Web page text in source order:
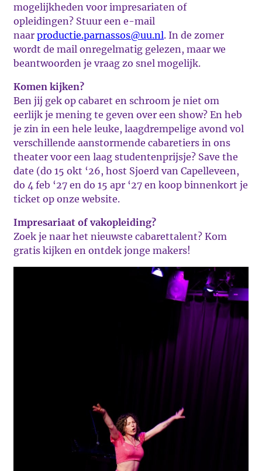
mogelijkheden voor impresariaten of
opleidingen? Stuur een e-mail
naar productie.parnassos@uu.nl. In de zomer
wordt de mail onregelmatig gelezen, maar we
beantwoorden je vraag zo snel mogelijk.
Komen kijken?
Ben jij gek op cabaret en schroom je niet om
eerlijk je mening te geven over een show? En heb
je zin in een hele leuke, laagdrempelige avond vol
verschillende aanstormende cabaretiers in ons
theater voor een laag studentenprijsje? Save the
date (do 15 okt ‘26, host Sjoerd van Capelleveen,
do 4 feb ‘27 en do 15 apr ‘27 en koop binnenkort je
ticket op onze website.
Impresariaat of vakopleiding?
Zoek je naar het nieuwste cabarettalent? Kom
gratis kijken en ontdek jonge makers!